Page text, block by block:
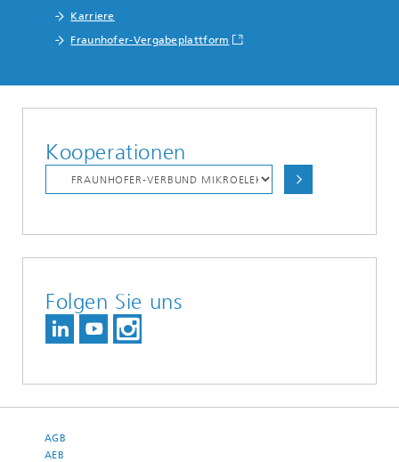
Karriere
Fraunhofer-Vergabeplattform
Kooperationen
Folgen Sie uns
AGB
AEB